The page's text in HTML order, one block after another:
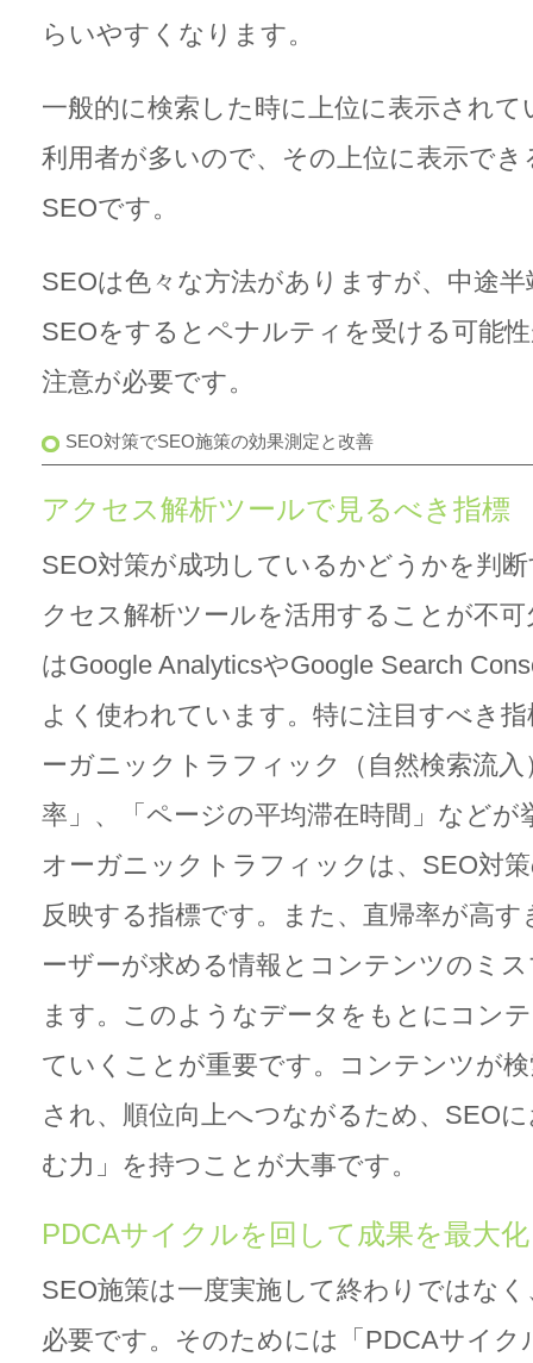
らいやすくなります。
一般的に検索した時に上位に表示され
利用者が多いので、その上位に表示で
SEOです。
SEOは色々な方法がありますが、中途
SEOをするとペナルティを受ける可能
注意が必要です。
SEO対策でSEO施策の効果測定と改善
アクセス解析ツールで見るべき指標
SEO対策が成功しているかどうかを判
クセス解析ツールを活用することが不
はGoogle AnalyticsやGoogle Search
よく使われています。特に注目すべき
ーガニックトラフィック（自然検索流入
率」、「ページの平均滞在時間」など
オーガニックトラフィックは、SEO対
反映する指標です。また、直帰率が高
ーザーが求める情報とコンテンツのミ
ます。このようなデータをもとにコン
ていくことが重要です。コンテンツが
され、順位向上へつながるため、SEO
む力」を持つことが大事です。
PDCAサイクルを回して成果を最大化
SEO施策は一度実施して終わりではな
必要です。そのためには「PDCAサイク